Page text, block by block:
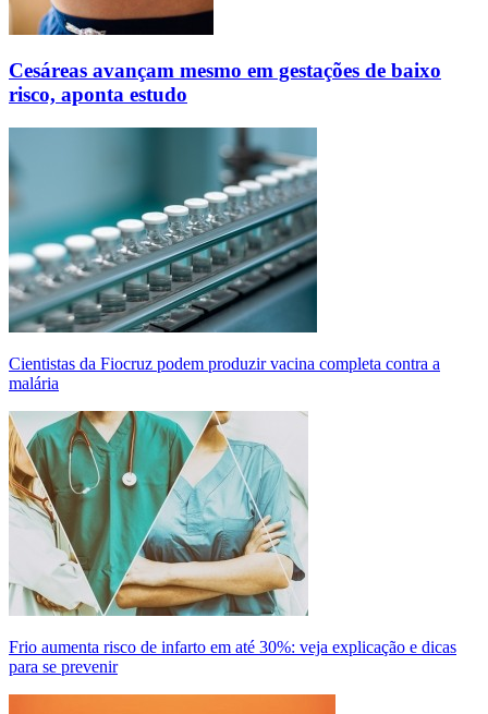
Cesáreas avançam mesmo em gestações de baixo
risco, aponta estudo
Cientistas da Fiocruz podem produzir vacina completa contra a
malária
Frio aumenta risco de infarto em até 30%: veja explicação e dicas
para se prevenir